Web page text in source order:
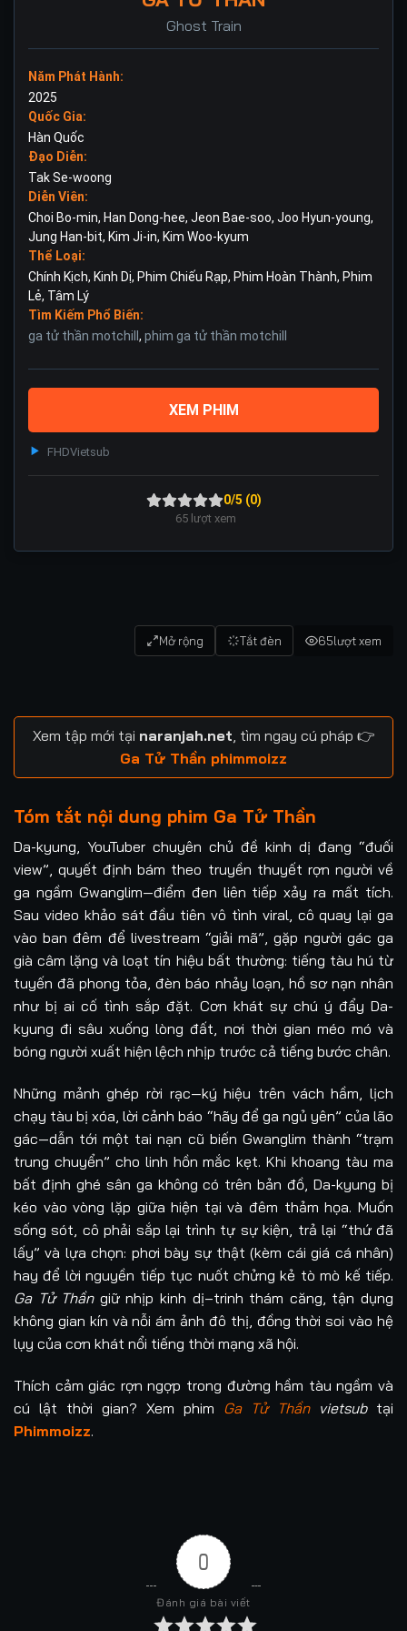
Ghost Train
Năm Phát Hành:
2025
Quốc Gia:
Hàn Quốc
Đạo Diễn:
Tak Se-woong
Diễn Viên:
Choi Bo-min, Han Dong-hee, Jeon Bae-soo, Joo Hyun-young,
Jung Han-bit, Kim Ji-in, Kim Woo-kyum
Thể Loại:
Chính Kịch, Kinh Dị, Phim Chiếu Rạp, Phim Hoàn Thành, Phim
Lẻ, Tâm Lý
Tìm Kiếm Phổ Biến:
ga tử thần motchill , phim ga tử thần motchill
XEM PHIM
FHDVietsub
0/5 (0)
65lượt xem
Mở rộng Tắt đèn 65lượt xem
Xem tập mới tại naranjah.net , tìm ngay cú pháp 👉
Ga Tử Thần phimmoizz
Tóm tắt nội dung phim Ga Tử Thần
Da-kyung, YouTuber chuyên chủ đề kinh dị đang “đuối
view”, quyết định bám theo truyền thuyết rợn người về
ga ngầm Gwanglim—điểm đen liên tiếp xảy ra mất tích.
Sau video khảo sát đầu tiên vô tình viral, cô quay lại ga
vào ban đêm để livestream “giải mã”, gặp người gác ga
già câm lặng và loạt tín hiệu bất thường: tiếng tàu hú từ
tuyến đã phong tỏa, đèn báo nhảy loạn, hồ sơ nạn nhân
như bị ai cố tình sắp đặt. Cơn khát sự chú ý đẩy Da-
kyung đi sâu xuống lòng đất, nơi thời gian méo mó và
bóng người xuất hiện lệch nhịp trước cả tiếng bước chân.
Những mảnh ghép rời rạc—ký hiệu trên vách hầm, lịch
chạy tàu bị xóa, lời cảnh báo “hãy để ga ngủ yên” của lão
gác—dẫn tới một tai nạn cũ biến Gwanglim thành “trạm
trung chuyển” cho linh hồn mắc kẹt. Khi khoang tàu ma
bất định ghé sân ga không có trên bản đồ, Da-kyung bị
kéo vào vòng lặp giữa hiện tại và đêm thảm họa. Muốn
sống sót, cô phải sắp lại trình tự sự kiện, trả lại “thứ đã
lấy” và lựa chọn: phơi bày sự thật (kèm cái giá cá nhân)
hay để lời nguyền tiếp tục nuốt chửng kẻ tò mò kế tiếp.
Ga Tử Thầngiữ nhịp kinh dị–trinh thám căng, tận dụng
không gian kín và nỗi ám ảnh đô thị, đồng thời soi vào hệ
lụy của cơn khát nổi tiếng thời mạng xã hội.
Thích cảm giác rợn ngợp trong đường hầm tàu ngầm và
cú lật thời gian? Xem phim Ga Tử Thầnvietsubtại
Phimmoizz.
0
Đánh giá bài viết